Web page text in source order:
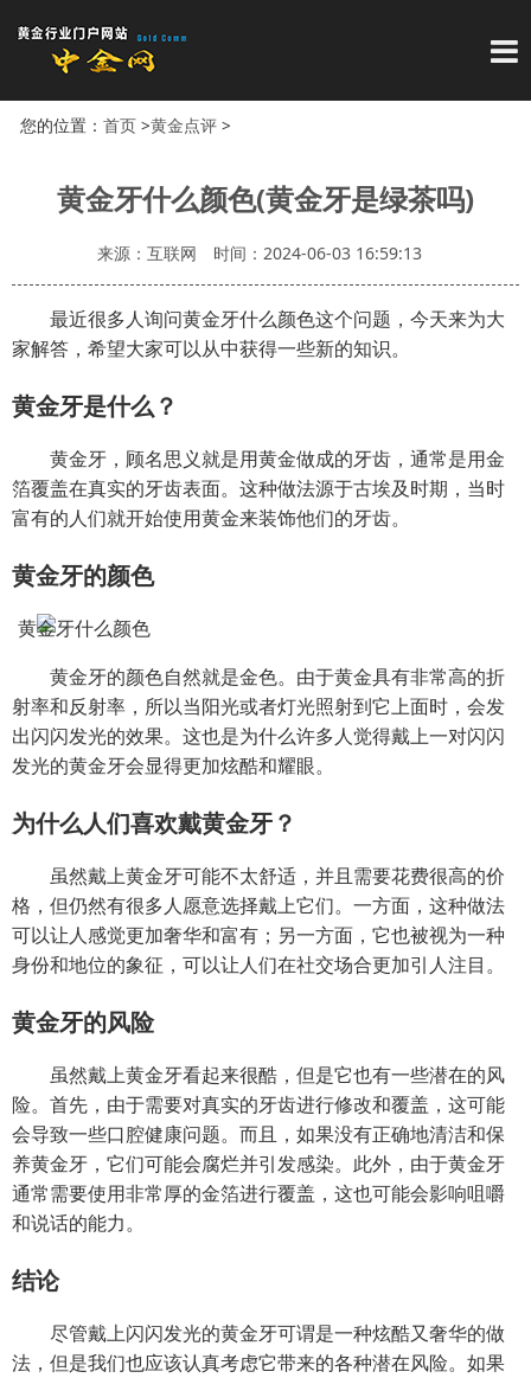
导
您的位置： 首页>黄金点评>
黄金牙什么颜色(黄金牙是绿茶吗)
来源：互联网 时间：2024-06-03 16:59:13
最近很多人询问黄金牙什么颜色这个问题，今天来为大
家解答，希望大家可以从中获得一些新的知识。
黄金牙是什么？
黄金牙，顾名思义就是用黄金做成的牙齿，通常是用金
箔覆盖在真实的牙齿表面。这种做法源于古埃及时期，当时
富有的人们就开始使用黄金来装饰他们的牙齿。
黄金牙的颜色
黄金牙的颜色自然就是金色。由于黄金具有非常高的折
射率和反射率，所以当阳光或者灯光照射到它上面时，会发
出闪闪发光的效果。这也是为什么许多人觉得戴上一对闪闪
发光的黄金牙会显得更加炫酷和耀眼。
为什么人们喜欢戴黄金牙？
虽然戴上黄金牙可能不太舒适，并且需要花费很高的价
格，但仍然有很多人愿意选择戴上它们。一方面，这种做法
可以让人感觉更加奢华和富有；另一方面，它也被视为一种
身份和地位的象征，可以让人们在社交场合更加引人注目。
黄金牙的风险
虽然戴上黄金牙看起来很酷，但是它也有一些潜在的风
险。首先，由于需要对真实的牙齿进行修改和覆盖，这可能
会导致一些口腔健康问题。而且，如果没有正确地清洁和保
养黄金牙，它们可能会腐烂并引发感染。此外，由于黄金牙
通常需要使用非常厚的金箔进行覆盖，这也可能会影响咀嚼
和说话的能力。
结论
尽管戴上闪闪发光的黄金牙可谓是一种炫酷又奢华的做
法，但是我们也应该认真考虑它带来的各种潜在风险。如果